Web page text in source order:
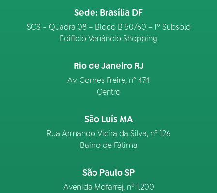
Sede: Brasília DF
SCS – Quadra 08 – Bloco B 50/60 – 1º Subsolo
Edifício Venâncio Shopping
Rio de Janeiro RJ
Av. Gomes Freire, n° 474
Centro
São Luís MA
Rua Armando Vieira da Silva, nº 126
Bairro de Fátima
São Paulo SP
Avenida Mofarrej, nº 1.200